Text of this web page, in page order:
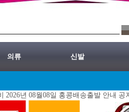
의류 신발
08월08일 홍콩배송출발 안내 공지.